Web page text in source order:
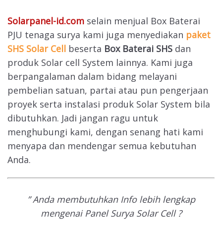
Solarpanel-id.com selain menjual Box Baterai
PJU tenaga surya kami juga menyediakan paket
SHS Solar Cell beserta Box Baterai SHS dan
produk Solar cell System lainnya. Kami juga
berpangalaman dalam bidang melayani
pembelian satuan, partai atau pun pengerjaan
proyek serta instalasi produk Solar System bila
dibutuhkan. Jadi jangan ragu untuk
menghubungi kami, dengan senang hati kami
menyapa dan mendengar semua kebutuhan
Anda.
” Anda membutuhkan Info lebih lengkap
mengenai Panel Surya Solar Cell ?